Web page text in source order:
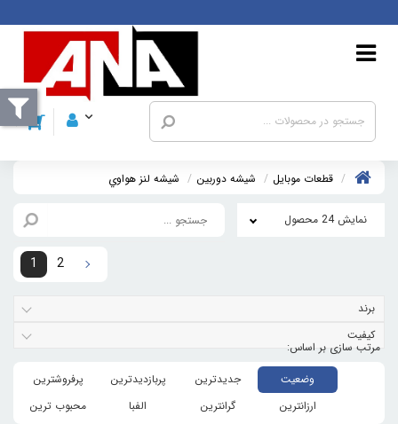
قطعات موبايل شیشه دوربین شيشه لنز هواوي
نمایش 24 محصول
1 2
برند
کیفیت
وضعیت جدیدترین پربازدیدترین
پرفروشترین
ارزانترین
گرانترین الفبا محبوب ترین